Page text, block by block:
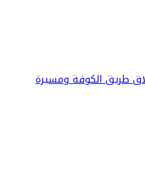
طريق الكوفة ومسيرة